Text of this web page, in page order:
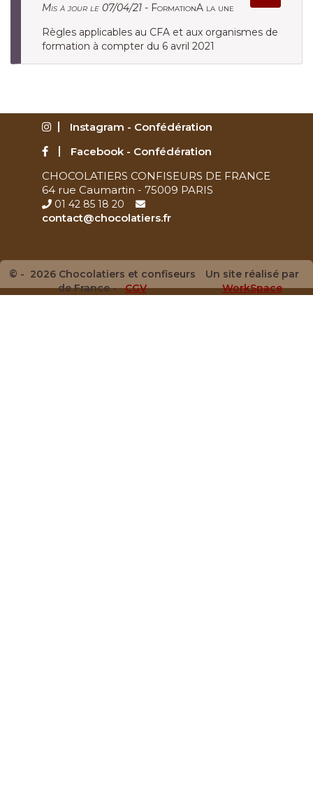
Mis à jour le 07/04/21 - FormationA la une
Règles applicables au CFA et aux organismes de
formation à compter du 6 avril 2021
Instagram - Confédération
Facebook - Confédération
CHOCOLATIERS CONFISEURS DE FRANCE
64 rue Caumartin - 75009 PARIS
01 42 85 18 20
contact@chocolatiers.fr
© - 2026 Chocolatiers et confiseurs
de France -CGV
Un site réalisé par
WorkSpace